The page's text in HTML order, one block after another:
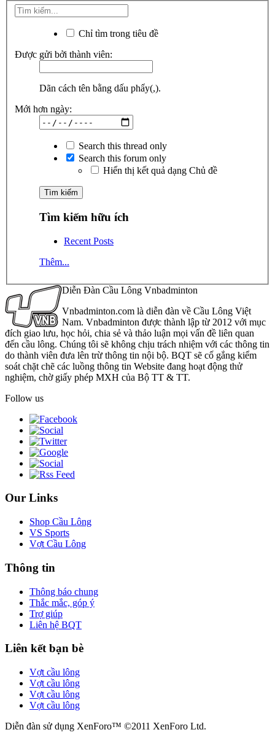
Chỉ tìm trong tiêu đề
Được gửi bởi thành viên:
Dãn cách tên bằng dấu phẩy(,).
Mới hơn ngày:
Search this thread only
Search this forum only
Hiển thị kết quả dạng Chủ đề
Tìm kiếm hữu ích
Recent Posts
Thêm...
Diễn Đàn Cầu Lông Vnbadminton
Vnbadminton.com là diễn đàn về Cầu Lông Việt
Nam. Vnbadminton được thành lập từ 2012 với mục
đích giao lưu, học hỏi, chia sẻ và thảo luận mọi vấn đề liên quan
đến cầu lông. Chúng tôi sẽ không chịu trách nhiệm với các thông tin
do thành viên đưa lên trừ thông tin nội bộ. BQT sẽ cố gắng kiểm
soát chặt chẽ các luồng thông tin Website đang hoạt động thử
nghiệm, chờ giấy phép MXH của Bộ TT & TT.
Follow us
Our Links
Shop Cầu Lông
VS Sports
Vợt Cầu Lông
Thông tin
Thông báo chung
Thắc mắc, góp ý
Trợ giúp
Liên hệ BQT
Liên kết bạn bè
Vợt cầu lông
Vợt cầu lông
Vợt cầu lông
Vợt cầu lông
Diễn đàn sử dụng XenForo™ ©2011 XenForo Ltd.